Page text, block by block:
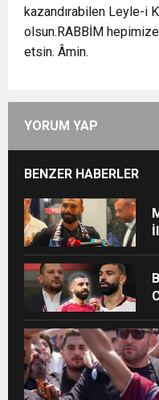
kazandırabilen Leyle-i
olsun.RABBİM
etsin. Âmin.
YORUM YAP
BENZER HABERLER